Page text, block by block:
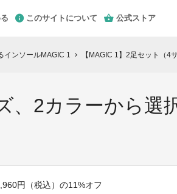
このサイトについて 公式ストア
インソールMAGIC 1 chevron_right 【MAGIC 1】2足セット（4
、2カラーから選
円（税込）の11%オフ